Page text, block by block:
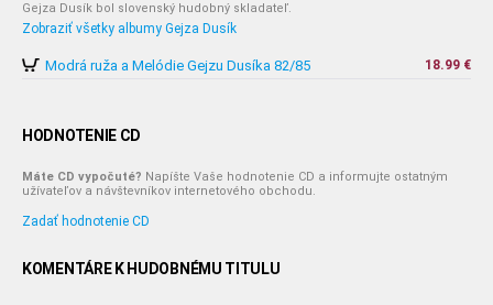
Gejza Dusík bol slovenský hudobný skladateľ.
Zobraziť všetky albumy Gejza Dusík
Modrá ruža a Melódie Gejzu Dusíka 82/85 18.99 €
HODNOTENIE CD
Máte CD vypočuté? Napíšte Vaše hodnotenie CD a informujte ostatným
užívateľov a návštevníkov internetového obchodu.
Zadať hodnotenie CD
KOMENTÁRE K HUDOBNÉMU TITULU